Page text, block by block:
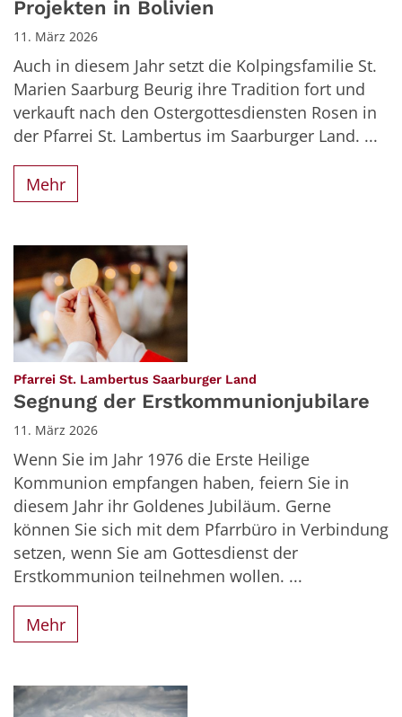
Projekten in Bolivien
11. März 2026
Auch in diesem Jahr setzt die Kolpingsfamilie St.
Marien Saarburg Beurig ihre Tradition fort und
verkauft nach den Ostergottesdiensten Rosen in
der Pfarrei St. Lambertus im Saarburger Land. ...
Mehr
Pfarrei St. Lambertus Saarburger Land
Segnung der Erstkommunionjubilare
11. März 2026
Wenn Sie im Jahr 1976 die Erste Heilige
Kommunion empfangen haben, feiern Sie in
diesem Jahr ihr Goldenes Jubiläum. Gerne
können Sie sich mit dem Pfarrbüro in Verbindung
setzen, wenn Sie am Gottesdienst der
Erstkommunion teilnehmen wollen. ...
Mehr